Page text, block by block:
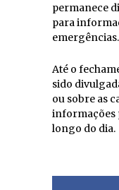
permanece
para
emergências.
Até o
sido
ou sobre as
informações
longo do dia.